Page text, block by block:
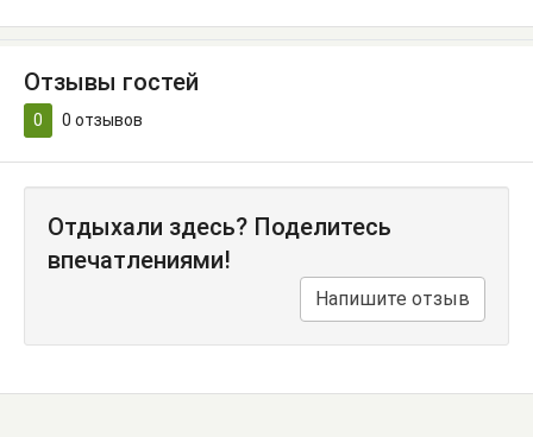
Отзывы гостей
0 0 отзывов
Отдыхали здесь? Поделитесь
впечатлениями!
Напишите отзыв